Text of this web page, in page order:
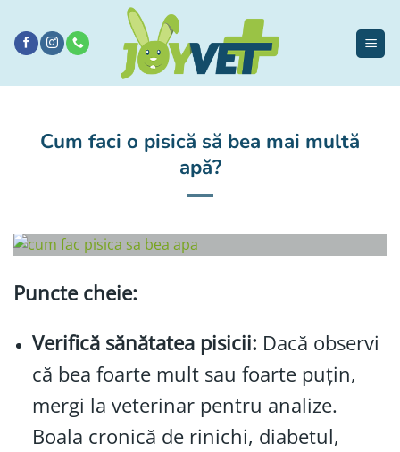
conținut
Cum faci o pisică să bea mai multă
apă?
Puncte cheie:
Verifică sănătatea pisicii: Dacă observi
că bea foarte mult sau foarte puțin,
mergi la veterinar pentru analize.
Boala cronică de rinichi, diabetul,